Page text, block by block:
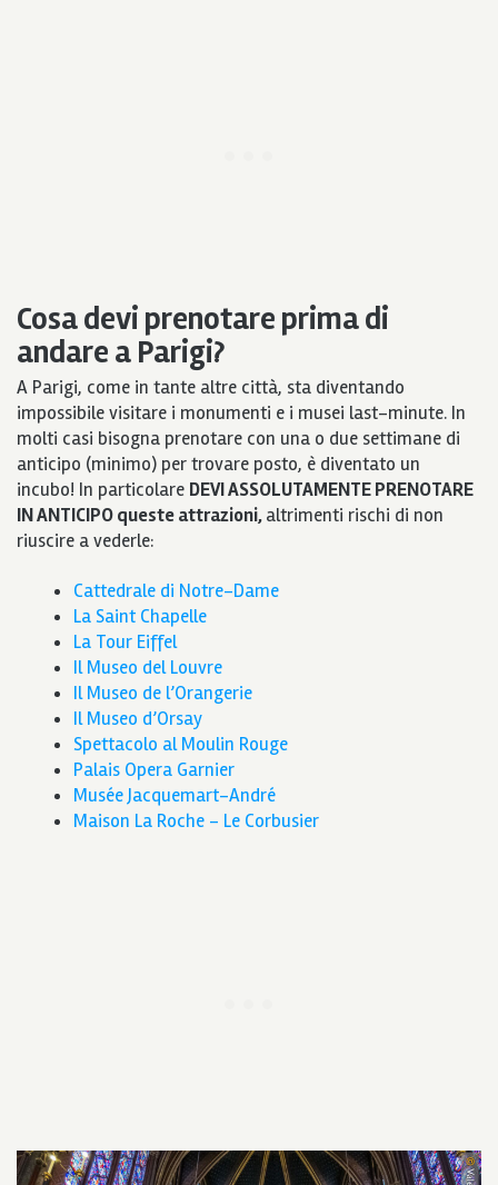
Cosa devi prenotare prima di
andare a Parigi?
A Parigi, come in tante altre città, sta diventando
impossibile visitare i monumenti e i musei last-minute. In
molti casi bisogna prenotare con una o due settimane di
anticipo (minimo) per trovare posto, è diventato un
incubo! In particolare DEVI ASSOLUTAMENTE PRENOTARE
IN ANTICIPO queste attrazioni,altrimenti rischi di non
riuscire a vederle:
Cattedrale di Notre-Dame
La Saint Chapelle
La Tour Eiffel
Il Museo del Louvre
Il Museo de l’Orangerie
Il Museo d’Orsay
Spettacolo al Moulin Rouge
Palais Opera Garnier
Musée Jacquemart-André
Maison La Roche – Le Corbusier